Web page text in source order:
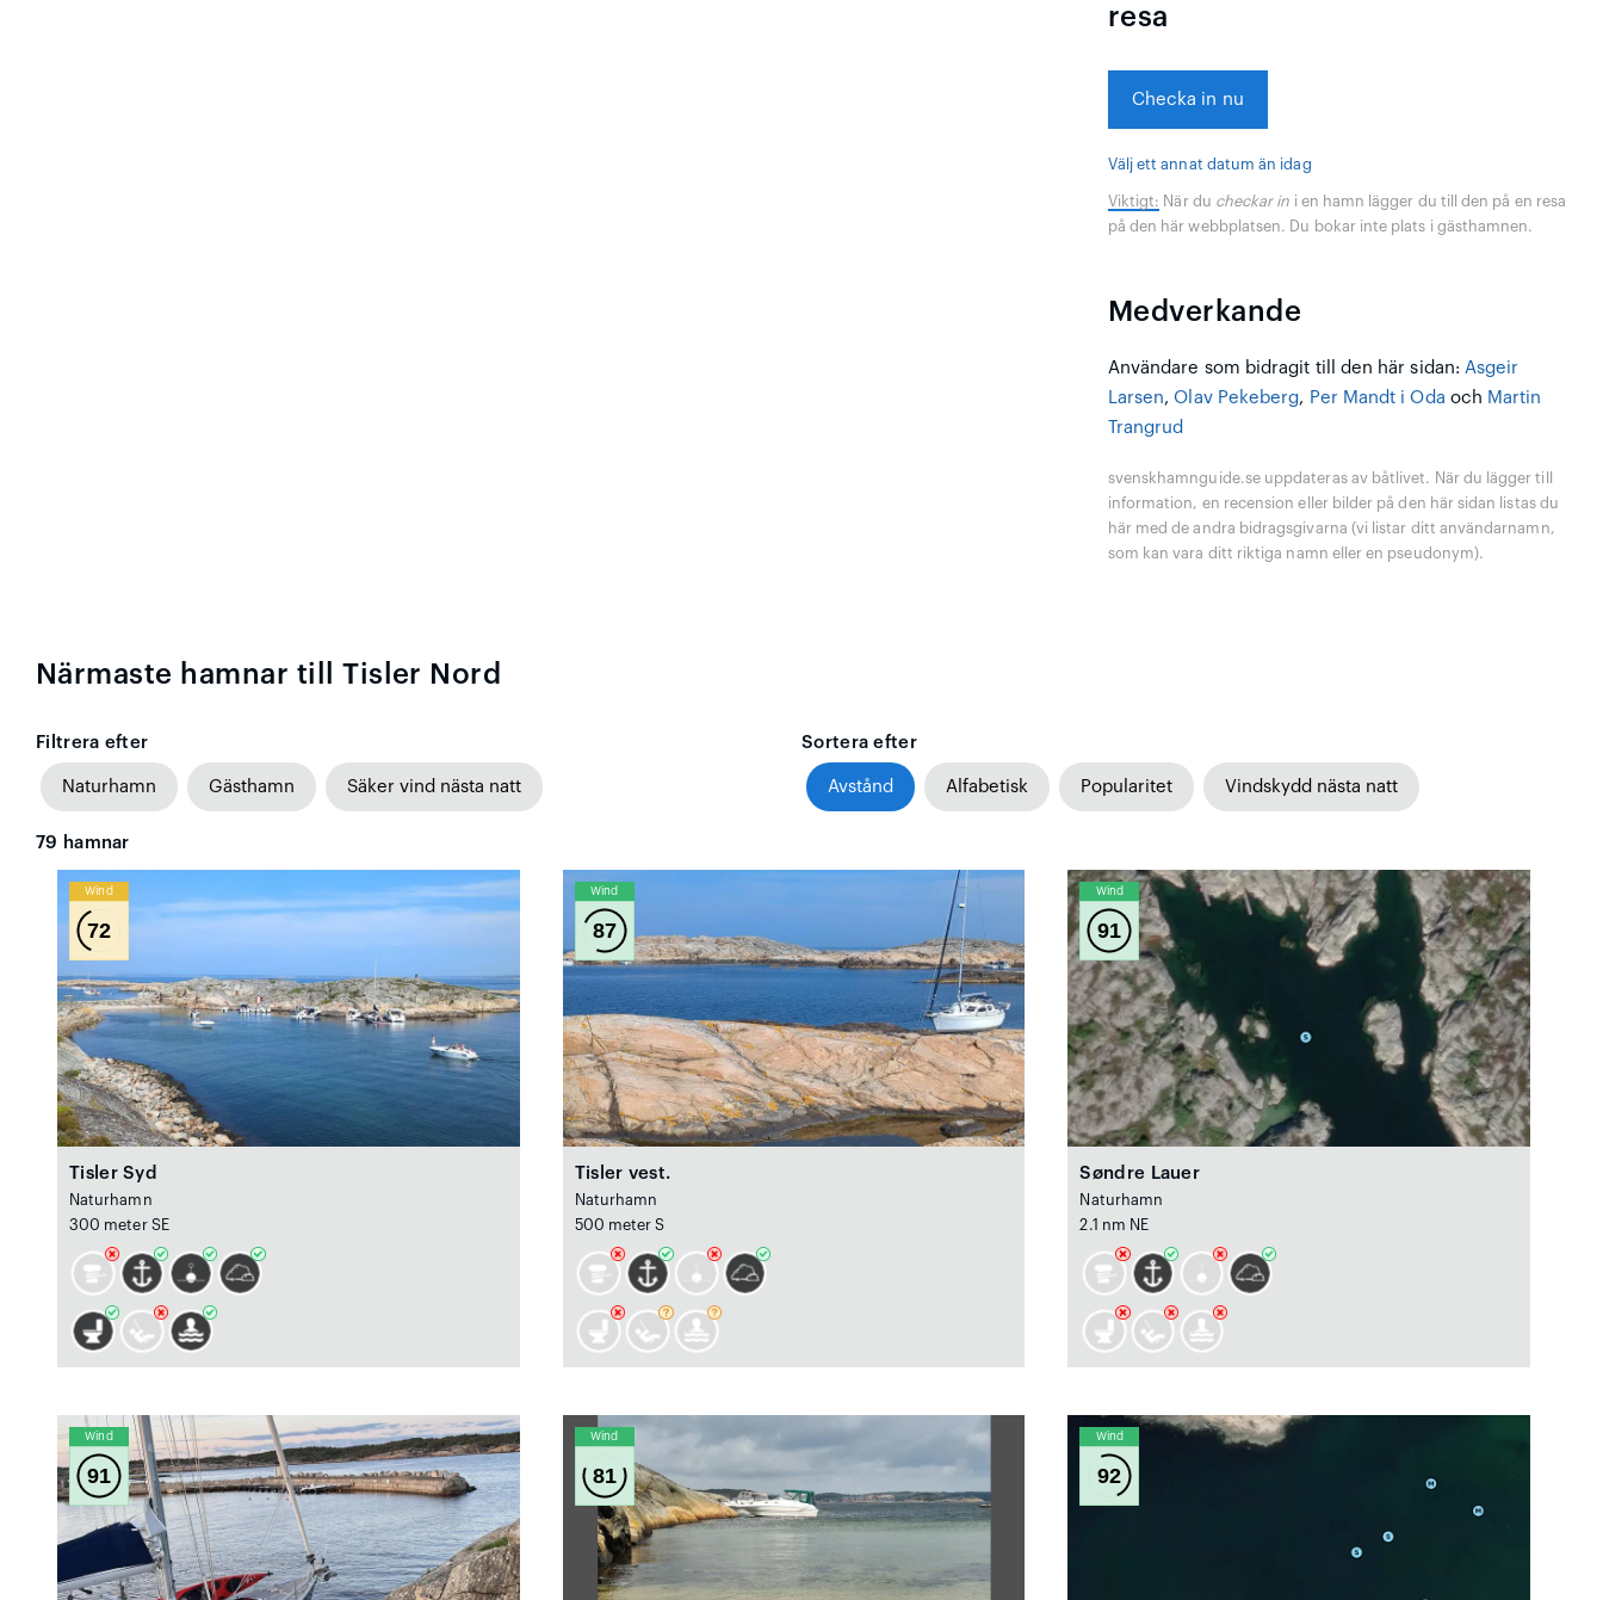
resa
Checka in nu
Välj ett annat datum än idag
Viktigt: När du checkar in i en hamn lägger du till den på en resa
på den här webbplatsen. Du bokar inte plats i gästhamnen.
Medverkande
Användare som bidragit till den här sidan: Asgeir
Larsen,Olav Pekeberg, Per Mandt i Oda och Martin
Trangrud
svenskhamnguide.se uppdateras av båtlivet. När du lägger till
information, en recension eller bilder på den här sidan listas du
här med de andra bidragsgivarna (vi listar ditt användarnamn,
som kan vara ditt riktiga namn eller en pseudonym).
Närmaste hamnar till Tisler Nord
Filtrera efter
Naturhamn Gästhamn Säker vind nästa natt
Sortera efter
Avstånd Alfabetisk Popularitet Vindskydd nästa natt
79 hamnar
Wind
72
Tisler Syd
Naturhamn
300 meter SE
Wind
87
Tisler vest.
Naturhamn
500 meter S
Wind
91
Søndre Lauer
Naturhamn
2.1 nm NE
Wind
91
Wind
81
Wind
92